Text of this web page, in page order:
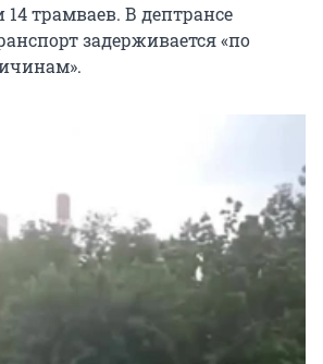
14 трамваев. В дептрансе
задерживается «по